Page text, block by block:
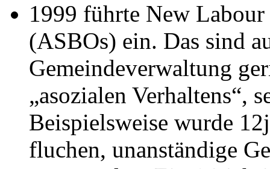
1999 führte New Labour
(ASBOs) ein. Das sind
Gemeindeverwaltung
„asozialen Verhaltens“,
Beispielsweise wurde
fluchen, unanständige